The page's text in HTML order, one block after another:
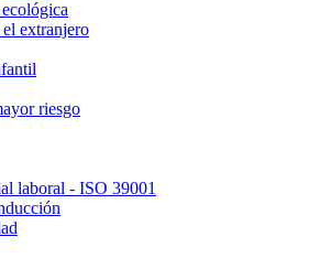
extranjero
riesgo
laboral - ISO 39001